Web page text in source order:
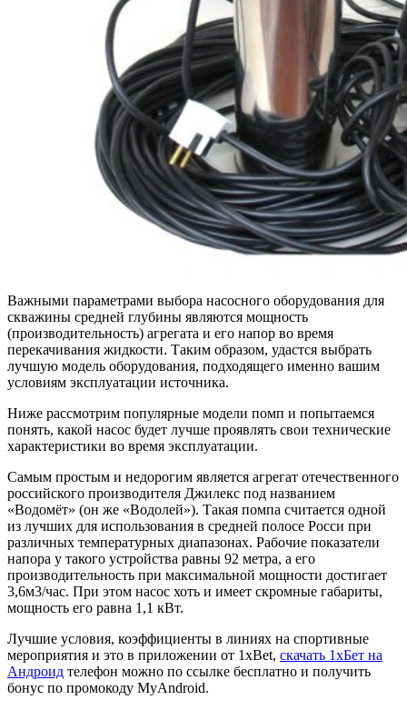
Важными параметрами выбора насосного оборудования для
скважины средней глубины являются мощность
(производительность) агрегата и его напор во время
перекачивания жидкости. Таким образом, удастся выбрать
лучшую модель оборудования, подходящего именно вашим
условиям эксплуатации источника.
Ниже рассмотрим популярные модели помп и попытаемся
понять, какой насос будет лучше проявлять свои технические
характеристики во время эксплуатации.
Самым простым и недорогим является агрегат отечественного
российского производителя Джилекс под названием
«Водомёт» (он же «Водолей»). Такая помпа считается одной
из лучших для использования в средней полосе Росси при
различных температурных диапазонах. Рабочие показатели
напора у такого устройства равны 92 метра, а его
производительность при максимальной мощности достигает
3,6м3/час. При этом насос хоть и имеет скромные габариты,
мощность его равна 1,1 кВт.
Лучшие условия, коэффициенты в линиях на спортивные
мероприятия и это в приложении от 1xBet, скачать 1хБет на
Андроид телефон можно по ссылке бесплатно и получить
бонус по промокоду MyAndroid.